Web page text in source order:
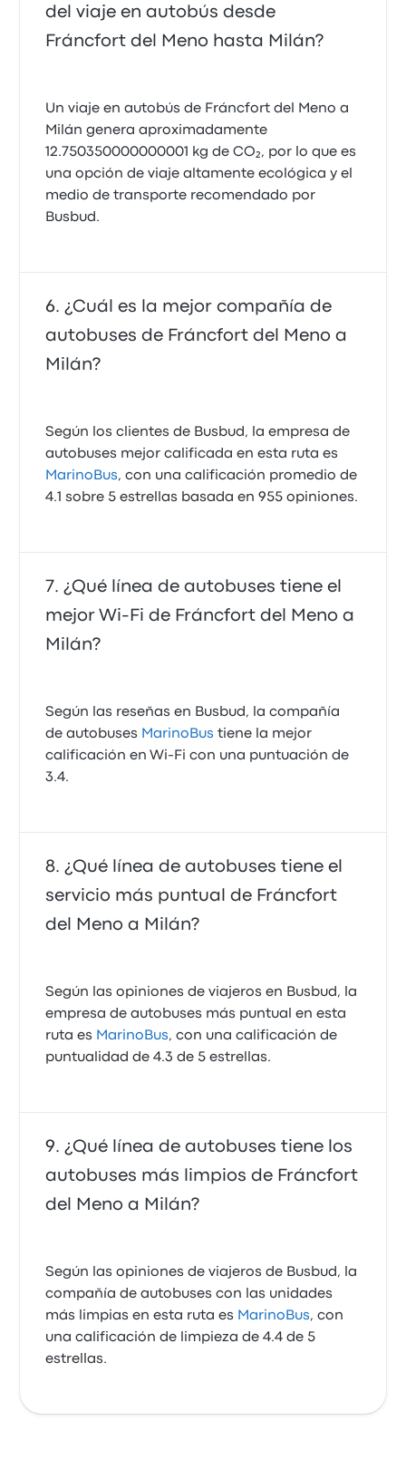
del viaje en autobús desde
Fráncfort del Meno hasta Milán?
Un viaje en autobús de Fráncfort del Meno a
Milán genera aproximadamente
12.750350000000001 kg de CO₂, por lo que es
una opción de viaje altamente ecológica y el
medio de transporte recomendado por
Busbud.
¿Cuál es la mejor compañía de
autobuses de Fráncfort del Meno a
Milán?
Según los clientes de Busbud, la empresa de
autobuses mejor calificada en esta ruta es
MarinoBus, con una calificación promedio de
4.1 sobre 5 estrellas basada en 955 opiniones.
¿Qué línea de autobuses tiene el
mejor Wi‑Fi de Fráncfort del Meno a
Milán?
Según las reseñas en Busbud, la compañía
de autobuses MarinoBus tiene la mejor
calificación en Wi‑Fi con una puntuación de
3.4.
¿Qué línea de autobuses tiene el
servicio más puntual de Fráncfort
del Meno a Milán?
Según las opiniones de viajeros en Busbud, la
empresa de autobuses más puntual en esta
ruta es MarinoBus, con una calificación de
puntualidad de 4.3 de 5 estrellas.
¿Qué línea de autobuses tiene los
autobuses más limpios de Fráncfort
del Meno a Milán?
Según las opiniones de viajeros de Busbud, la
compañía de autobuses con las unidades
más limpias en esta ruta es MarinoBus, con
una calificación de limpieza de 4.4 de 5
estrellas.